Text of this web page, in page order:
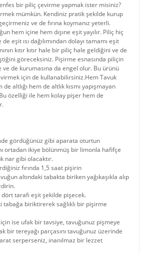
enfes bir piliç çevirme yapmak ister misiniz?
mümkün. Kendiniz pratik şekilde kurup
ve de fırına koymanız yeterli.
hem içine hem dışıne eşit yayılır. Piliç hiç
eşit ısı dağılımından dolayı tamamı eşit
kıtır kıtır hale bir piliç hale geldiğini ve de
göreceksiniz. Pişirme esnasında piliçin
de kurumasına da engel olur. Bu ürünü
için de kullanabilirsiniz.Hem Tavuk
altlığı hem de altlık kısmı yapışmayan
özelliği ile hem kolay pişer hem de
gördüğünüz gibi aparata oturtun
ortadan ikiye bölünmüş bir limonla hafifçe
nar gibi olacaktır.
fırında 1,5 saat pişirin
altındaki tabakta biriken yağıkaşıkla alıp
dört tarafı eşit şekilde pişecek.
tabağa biriktirerek sağlıklı bir pişirme
için ise ufak bir tavsiye, tavuğunuz pişmeye
bir tereyağı parçasını tavuğunuz üzerinde
serperseniz, inanılmaz bir lezzet